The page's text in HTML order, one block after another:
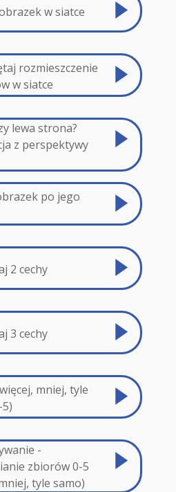
w siatce
rozmieszczenie
w siatce
lewa strona?
z perspektywy
po jego
2 cechy
3 cechy
mniej, tyle
-
zbiorów 0-5
tyle samo)